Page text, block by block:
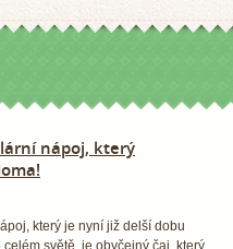
nápoj, který
který je nyní již delší dobu
světě, je obyčejný čaj, který